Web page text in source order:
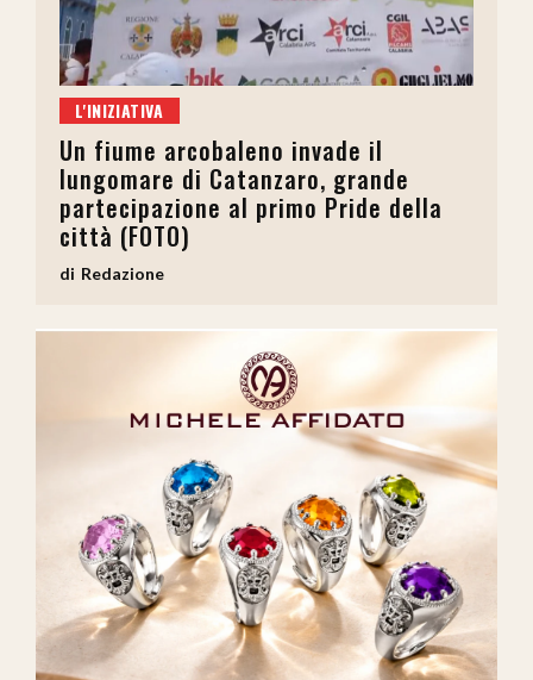
L'INIZIATIVA
Un fiume arcobaleno invade il
lungomare di Catanzaro, grande
partecipazione al primo Pride della
città (FOTO)
Redazione